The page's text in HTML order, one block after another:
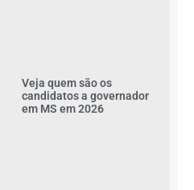
Veja quem são os
candidatos a governador
em MS em 2026